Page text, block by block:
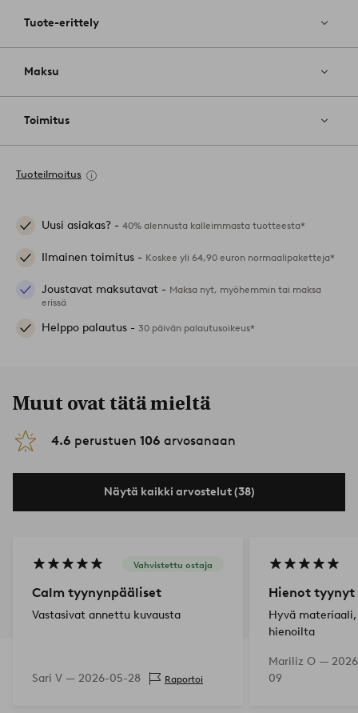
Tuote-erittely
Maksu
Toimitus
Tuoteilmoitus
Uusi asiakas? - 40% alennusta kalleimmasta tuotteesta*
Ilmainen toimitus - Koskee yli 64,90 euron normaalipaketteja*
Joustavat maksutavat - Maksa nyt, myöhemmin tai maksa
erissä
Helppo palautus - 30 päivän palautusoikeus*
Muut ovat tätä mieltä
4.6 perustuen 106 arvosanaan
Näytä kaikki arvostelut (38)
Vahvistettu ostaja
Calm tyynynpääliset
Vastasivat annettu kuvausta
Sari V — 2026-05-28 Raportoi
Hienot tyynyt
Hyvä
hienoilta
Mariliz O —
09